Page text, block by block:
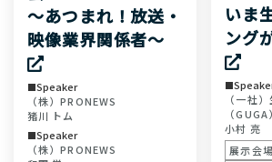
〜あつまれ！放送・
映像業界関係者〜
Speaker
（株）PRONEWS
猪川 トム
Speaker
（株）PRONEWS
いま
ング
（一社
（GUGA）
小村 亮
展示会